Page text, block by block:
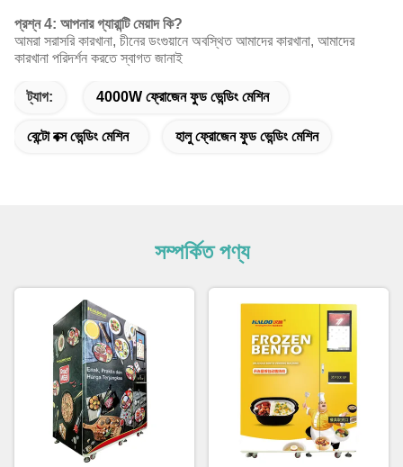
প্রশ্ন 4: আপনার গ্যারান্টি মেয়াদ কি?
আমরা সরাসরি কারখানা, চীনের ডংগুয়ানে অবস্থিত আমাদের কারখানা, আমাদের
কারখানা পরিদর্শন করতে স্বাগত জানাই
ট্যাগ: 4000W ফ্রোজেন ফুড ভেন্ডিং মেশিন
বেন্টো বক্স ভেন্ডিং মেশিন হালু ফ্রোজেন ফুড ভেন্ডিং মেশিন
সম্পর্কিত পণ্য